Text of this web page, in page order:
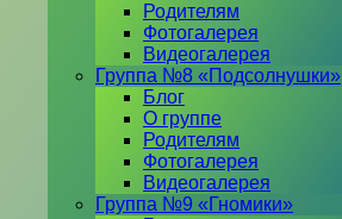
Родителям
Фотогалерея
Видеогалерея
Группа №8 «Подсолнушки»
Блог
О группе
Родителям
Фотогалерея
Видеогалерея
Группа №9 «Гномики»